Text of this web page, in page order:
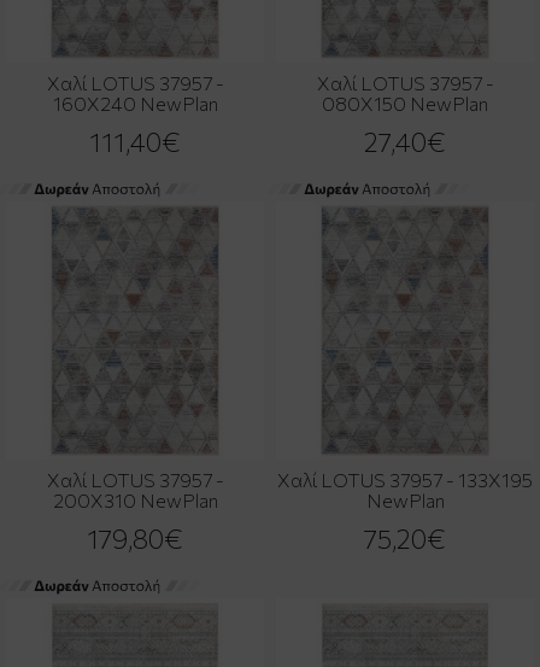
Χαλί LOTUS 37957 -
160X240 NewPlan
111,40€
Χαλί LOTUS 37957 -
080X150 NewPlan
27,40€
Χαλί LOTUS 37957 -
200X310 NewPlan
179,80€
Χαλί LOTUS 37957 - 133X195
NewPlan
75,20€